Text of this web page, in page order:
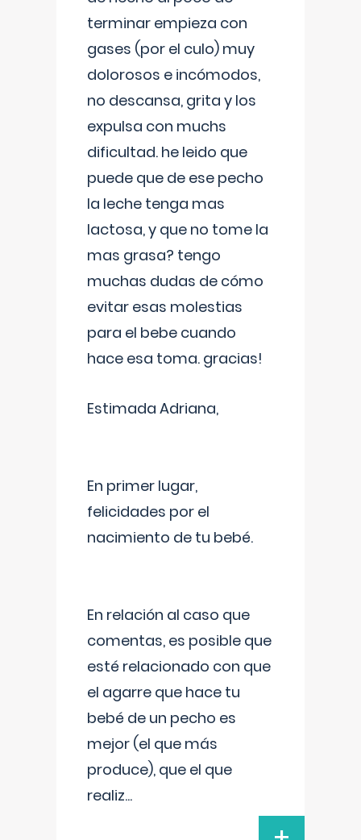
terminar empieza con
gases (por el culo) muy
dolorosos e incómodos,
no descansa, grita y los
expulsa con muchs
dificultad. he leido que
puede que de ese pecho
la leche tenga mas
lactosa, y que no tome la
mas grasa? tengo
muchas dudas de cómo
evitar esas molestias
para el bebe cuando
hace esa toma. gracias!
Estimada Adriana,
En primer lugar,
felicidades por el
nacimiento de tu bebé.
En relación al caso que
comentas, es posible que
esté relacionado con que
el agarre que hace tu
bebé de un pecho es
mejor (el que más
produce), que el que
realiz...